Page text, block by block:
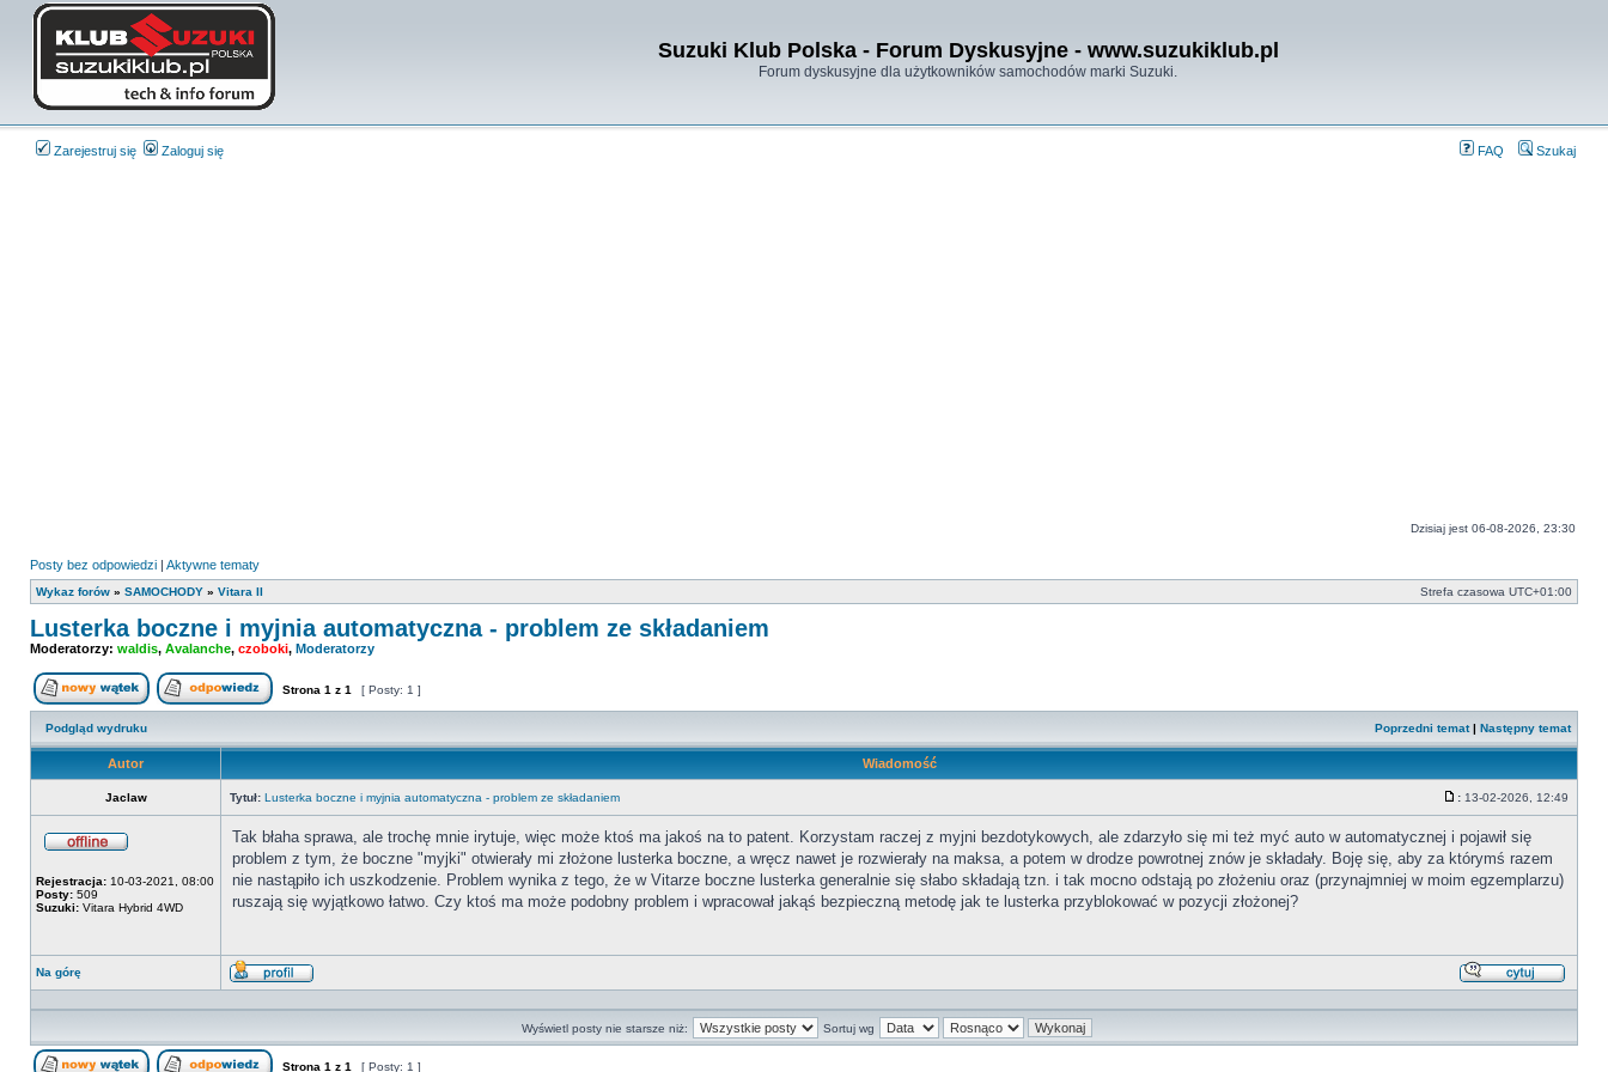
Suzuki Klub Polska - Forum Dyskusyjne - www.suzukiklub.pl
Forum dyskusyjne dla użytkowników samochodów marki Suzuki.
Zarejestruj się Zaloguj się FAQ Szukaj
Dzisiaj jest 06-08-2026, 23:30
Posty bez odpowiedzi | Aktywne tematy
Wykaz forów » SAMOCHODY » Vitara II Strefa czasowa UTC+01:00
Lusterka boczne i myjnia automatyczna - problem ze składaniem
Moderatorzy: waldis, Avalanche, czoboki, Moderatorzy
Nowy temat Odpowiedz w temacie
Strona 1 z 1 [ Posty: 1 ]
Podgląd wydruku Poprzedni temat| Następny temat
Autor Wiadomość
Jaclaw Tytuł: Lusterka boczne i myjnia automatyczna - problem ze składaniem
: 13-02-2026, 12:49
Rejestracja: 10-03-2021, 08:00
Posty: 509
Suzuki: Vitara Hybrid 4WD
Tak błaha sprawa, ale trochę mnie irytuje, więc może ktoś ma jakoś na to patent. Korzystam raczej z myjni bezdotykowych, ale zdarzyło się mi też myć auto w automatycznej i pojawił się
problem z tym, że boczne "myjki" otwierały mi złożone lusterka boczne, a wręcz nawet je rozwierały na maksa, a potem w drodze powrotnej znów je składały. Boję się, aby za którymś razem
nie nastąpiło ich uszkodzenie. Problem wynika z tego, że w Vitarze boczne lusterka generalnie się słabo składają tzn. i tak mocno odstają po złożeniu oraz (przynajmniej w moim egzemplarzu)
ruszają się wyjątkowo łatwo. Czy ktoś ma może podobny problem i wpracował jakąś bezpieczną metodę jak te lusterka przyblokować w pozycji złożonej?
Na górę
Wyświetl
Wyświetl posty nie starsze niż:
Sortuj wg
Strona 1 z 1 [ Posty: 1 ]